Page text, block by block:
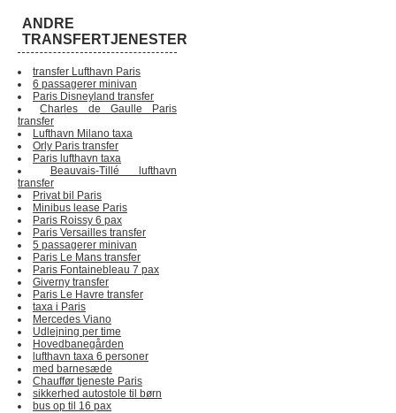
ANDRE
TRANSFERTJENESTER
transfer Lufthavn Paris
6 passagerer minivan
Paris Disneyland transfer
Charles de Gaulle Paris
transfer
Lufthavn Milano taxa
Orly Paris transfer
Paris lufthavn taxa
Beauvais-Tillé lufthavn
transfer
Privat bil Paris
Minibus lease Paris
Paris Roissy 6 pax
Paris Versailles transfer
5 passagerer minivan
Paris Le Mans transfer
Paris Fontainebleau 7 pax
Giverny transfer
Paris Le Havre transfer
taxa i Paris
Mercedes Viano
Udlejning per time
Hovedbanegården
lufthavn taxa 6 personer
med barnesæde
Chauffør tjeneste Paris
sikkerhed autostole til børn
bus op til 16 pax